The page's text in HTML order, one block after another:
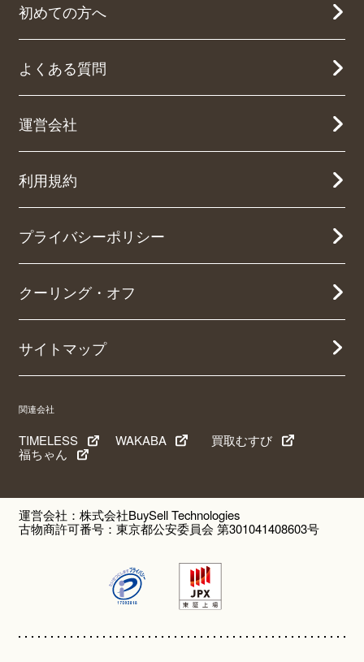
初めての方へ
よくある質問
運営会社
利用規約
プライバシーポリシー
クーリング・オフ
サイトマップ
関連会社
TIMELESS WAKABA
買取むすび
福ちゃん
運営会社：株式会社BuySell Technologies
古物商許可番号：東京都公安委員会 第301041408603号